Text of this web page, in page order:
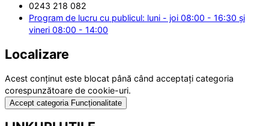
0243 218 082
Program de lucru cu publicul: luni - joi 08:00 - 16:30 și
vineri 08:00 - 14:00
Localizare
Acest conținut este blocat până când acceptați categoria
corespunzătoare de cookie-uri.
Accept categoria Funcționalitate